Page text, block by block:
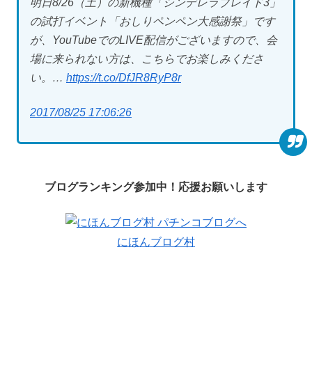
明日8/26（土）の新機種「シンデレラブレイド3」
の試打イベント「おしりペンペン大感謝祭」です
が、YouTubeでのLIVE配信がございますので、会
場に来られない方は、こちらでお楽しみくださ
い。… https://t.co/DfJR8RyP8r
2017/08/25 17:06:26
ブログランキング参加中！応援お願いします
にほんブログ村